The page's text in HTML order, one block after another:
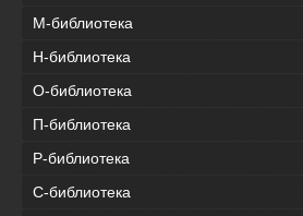
М-библиотека
Н-библиотека
О-библиотека
П-библиотека
Р-библиотека
С-библиотека